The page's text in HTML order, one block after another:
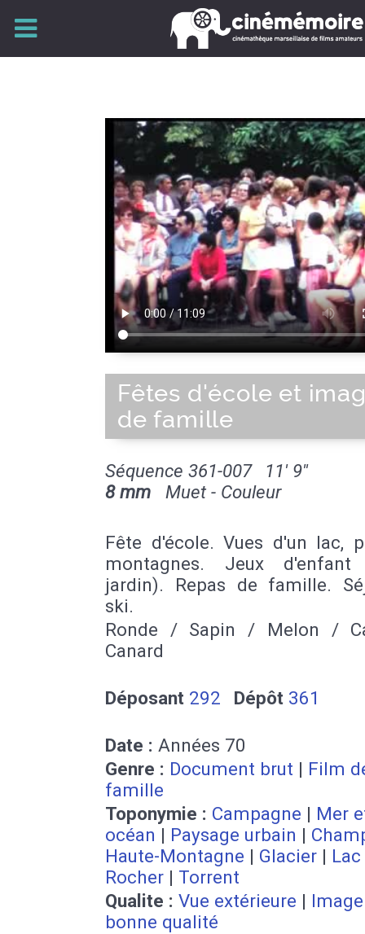
Fêtes d'école et
de famille
Séquence 361-007
11' 9''
8 mm Muet - Couleur
Fête d'école. Vues d'un lac,
montagnes. Jeux d'enfant
jardin). Repas de famille.
ski.
Ronde / Sapin / Melon /
Canard
Déposant 292 Dépôt 361
Date : Années 70
Genre : Document brut | Film
famille
Toponymie : Campagne | Mer
océan | Paysage urbain |
Haute-Montagne | Glacier | Lac
Rocher | Torrent
Qualite : Vue extérieure |
bonne qualité